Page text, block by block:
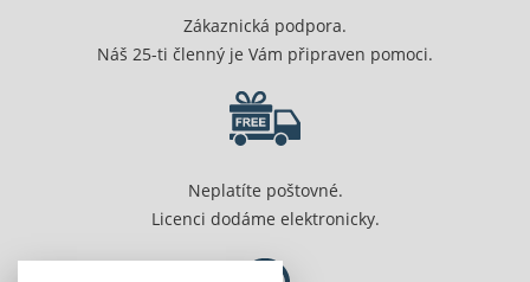
Zákaznická podpora.
Náš 25-ti členný je Vám připraven pomoci.
Neplatíte poštovné.
Licenci dodáme elektronicky.